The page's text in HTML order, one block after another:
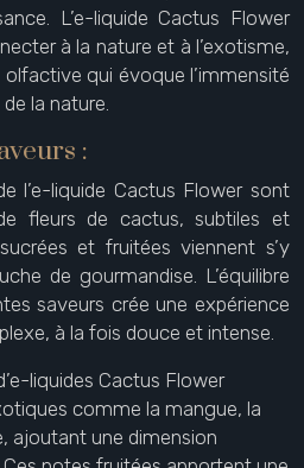
L’e-liquide Cactus Flower
à la nature et à l’exotisme,
qui évoque l’immensité
la nature.
:
l’e-liquide Cactus Flower sont
fleurs de cactus, subtiles et
et fruitées viennent s’y
de gourmandise. L’équilibre
saveurs crée une expérience
à la fois douce et intense.
liquides Cactus Flower
comme la mangue, la
ajoutant une dimension